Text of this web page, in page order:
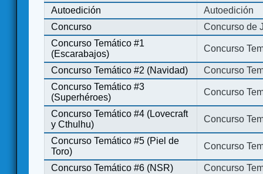
Autoedición
Autoedición
Concurso
Concurso de
Concurso Temático #1
(Escarabajos)
Concurso
Concurso Temático #2 (Navidad)
Concurso
Concurso Temático #3
(Superhéroes)
Concurso
Concurso Temático #4 (Lovecraft
y Cthulhu)
Concurso
Concurso Temático #5 (Piel de
Toro)
Concurso
Concurso Temático #6 (NSR) Concurso